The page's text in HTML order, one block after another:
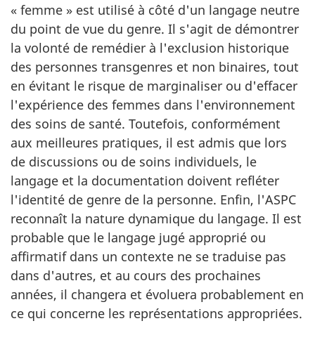
« femme » est utilisé à côté d'un langage neutre
du point de vue du genre. Il s'agit de démontrer
la volonté de remédier à l'exclusion historique
des personnes transgenres et non binaires, tout
en évitant le risque de marginaliser ou d'effacer
l'expérience des femmes dans l'environnement
des soins de santé. Toutefois, conformément
aux meilleures pratiques, il est admis que lors
de discussions ou de soins individuels, le
langage et la documentation doivent refléter
l'identité de genre de la personne. Enfin, l'ASPC
reconnaît la nature dynamique du langage. Il est
probable que le langage jugé approprié ou
affirmatif dans un contexte ne se traduise pas
dans d'autres, et au cours des prochaines
années, il changera et évoluera probablement en
ce qui concerne les représentations appropriées.